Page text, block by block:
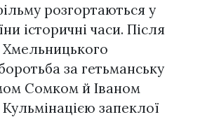
розгортаються у
історичні часи. Після
Хмельницького
за гетьманську
Сомком й Іваном
запеклої